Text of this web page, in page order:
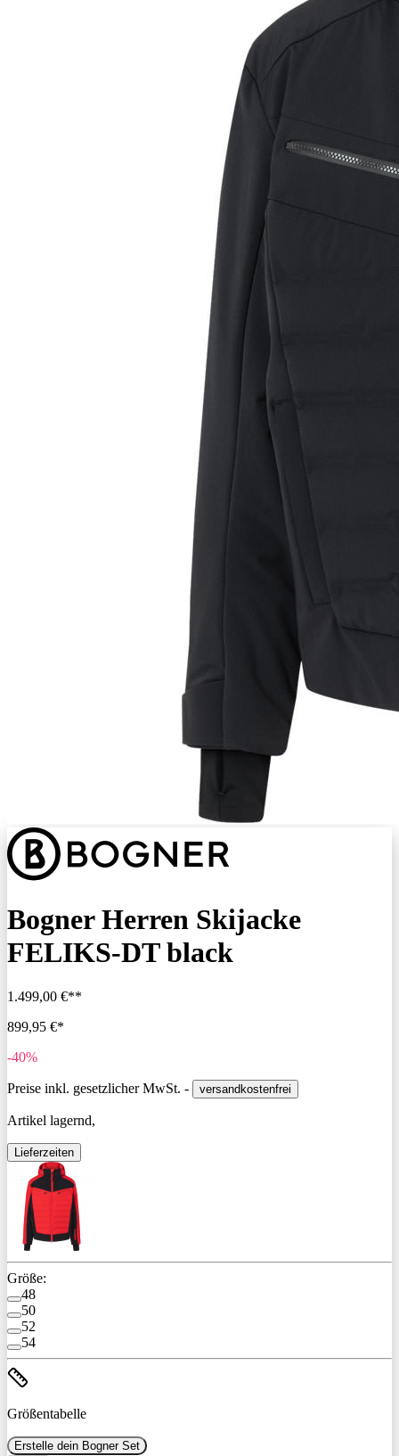
Bogner Herren Skijacke
FELIKS-DT black
1.499,00 €**
899,95 €*
-40%
Preise inkl. gesetzlicher MwSt. - versandkostenfrei
Artikel lagernd,
Lieferzeiten
Größe:
48
50
52
54
Größentabelle
Erstelle dein Bogner Set